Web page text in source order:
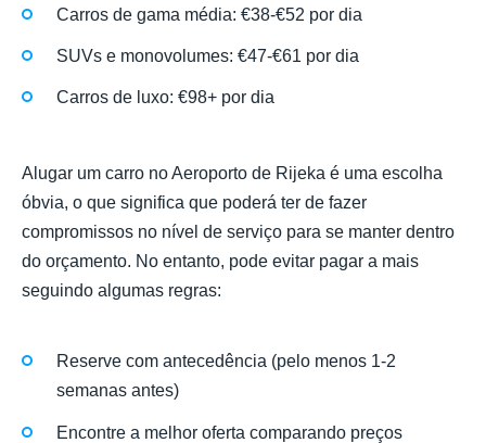
Carros de gama média: €38-€52 por dia
SUVs e monovolumes: €47-€61 por dia
Carros de luxo: €98+ por dia
Alugar um carro no Aeroporto de Rijeka é uma escolha
óbvia, o que significa que poderá ter de fazer
compromissos no nível de serviço para se manter dentro
do orçamento. No entanto, pode evitar pagar a mais
seguindo algumas regras:
Reserve com antecedência (pelo menos 1-2
semanas antes)
Encontre a melhor oferta comparando preços